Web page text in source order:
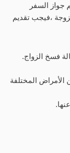
جواز السفر
،فيجب تقديم
فسخ الزواج.
الأمراض المختلفة